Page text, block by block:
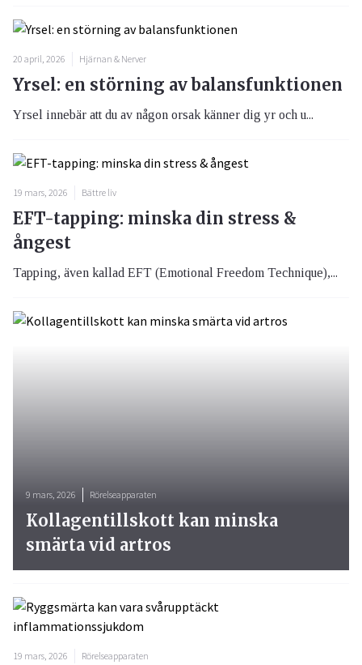
20 april, 2026 Hjärnan & Nerver
Yrsel: en störning av balansfunktionen
Yrsel innebär att du av någon orsak känner dig yr och u...
19 mars, 2026 Bättre liv
EFT-tapping: minska din stress &
ångest
Tapping, även kallad EFT (Emotional Freedom Technique),...
19 mars, 2026 Rörelseapparaten
9 mars, 2026 Rörelseapparaten
Kollagentillskott kan minska
smärta vid artros